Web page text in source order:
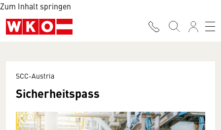
Zum Inhalt springen
SCC-Austria
Sicherheitspass